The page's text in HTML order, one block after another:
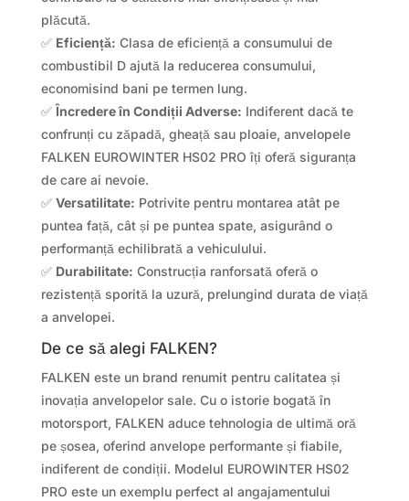
plăcută.
✅ Eficiență: Clasa de eficiență a consumului de
combustibil D ajută la reducerea consumului,
economisind bani pe termen lung.
✅Încredere în Condiții Adverse: Indiferent dacă te
confrunți cu zăpadă, gheață sau ploaie, anvelopele
FALKEN EUROWINTER HS02 PRO îți oferă siguranța
de care ai nevoie.
✅ Versatilitate: Potrivite pentru montarea atât pe
puntea față, cât și pe puntea spate, asigurând o
performanță echilibrată a vehiculului.
✅ Durabilitate: Construcția ranforsată oferă o
rezistență sporită la uzură, prelungind durata de viață
a anvelopei.
De ce să alegi FALKEN?
FALKEN este un brand renumit pentru calitatea și
inovația anvelopelor sale. Cu o istorie bogată în
motorsport, FALKEN aduce tehnologia de ultimă oră
pe șosea, oferind anvelope performante și fiabile,
indiferent de condiții. Modelul EUROWINTER HS02
PRO este un exemplu perfect al angajamentului